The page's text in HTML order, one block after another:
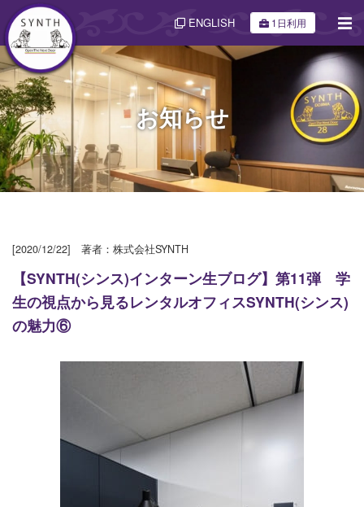
ENGLISH 1日利用
お知らせ
[2020/12/22] 著者：株式会社SYNTH
【SYNTH(シンス)インターン生ブログ】第11弾 学
生の視点から見るレンタルオフィスSYNTH(シンス)
の魅力⑥